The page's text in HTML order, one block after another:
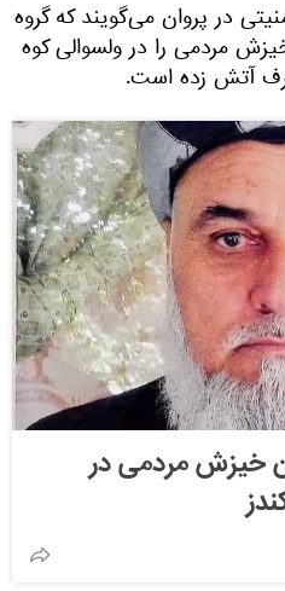
در پروان می‌گویند که گروه
مردمی را در ولسوالی کوه
آتش زده است.
خیزش مردمی در